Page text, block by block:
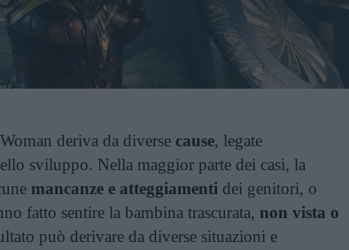
deriva da diverse cause, legate
sviluppo. Nella maggior parte dei casi, la
mancanze e atteggiamenti dei genitori, o
fatto sentire la bambina trascurata, non vista o
può derivare da diverse situazioni e